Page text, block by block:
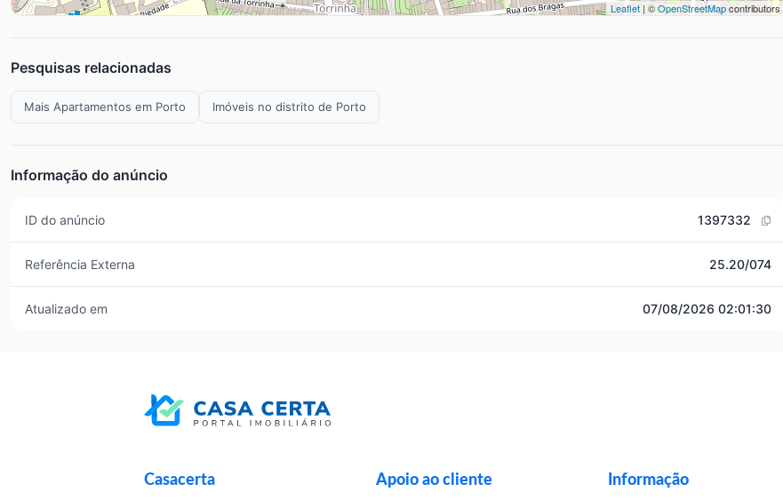
Leaflet| ©OpenStreetMapcontributors
Pesquisas relacionadas
Mais Apartamentos em Porto Imóveis no distrito de Porto
Informação do anúncio
ID do anúncio 1397332
Referência Externa 25.20/074
Atualizado em 07/08/2026 02:01:30
Casacerta Apoio ao cliente Informação